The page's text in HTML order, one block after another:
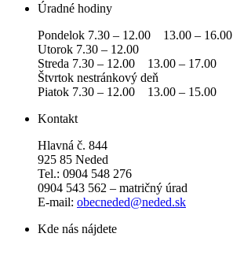
Úradné hodiny
Pondelok 7.30 – 12.00 13.00 – 16.00
Utorok 7.30 – 12.00
Streda 7.30 – 12.00 13.00 – 17.00
Štvrtok nestránkový deň
Piatok 7.30 – 12.00 13.00 – 15.00
Kontakt
Hlavná č. 844
925 85 Neded
Tel.: 0904 548 276
0904 543 562 – matričný úrad
E-mail: obecneded@neded.sk
Kde nás nájdete